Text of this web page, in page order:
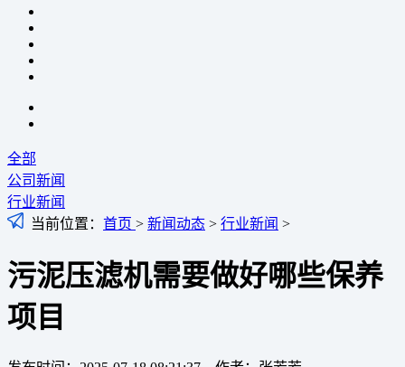
全部
公司新闻
行业新闻
当前位置： 首页 > 新闻动态 > 行业新闻 >
污泥压滤机需要做好哪些保养
项目